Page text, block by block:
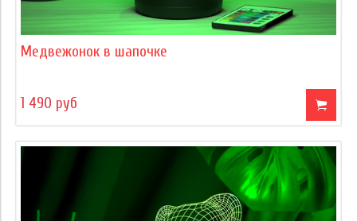
Медвежонок в шапочке
1 490 руб